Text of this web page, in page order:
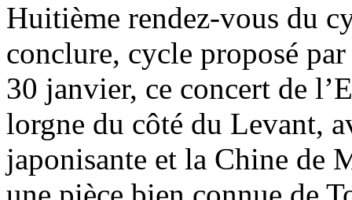
Huitième rendez-vous du
conclure, cycle proposé
30 janvier, ce concert de
lorgne du côté du Levant,
japonisante et la Chine de